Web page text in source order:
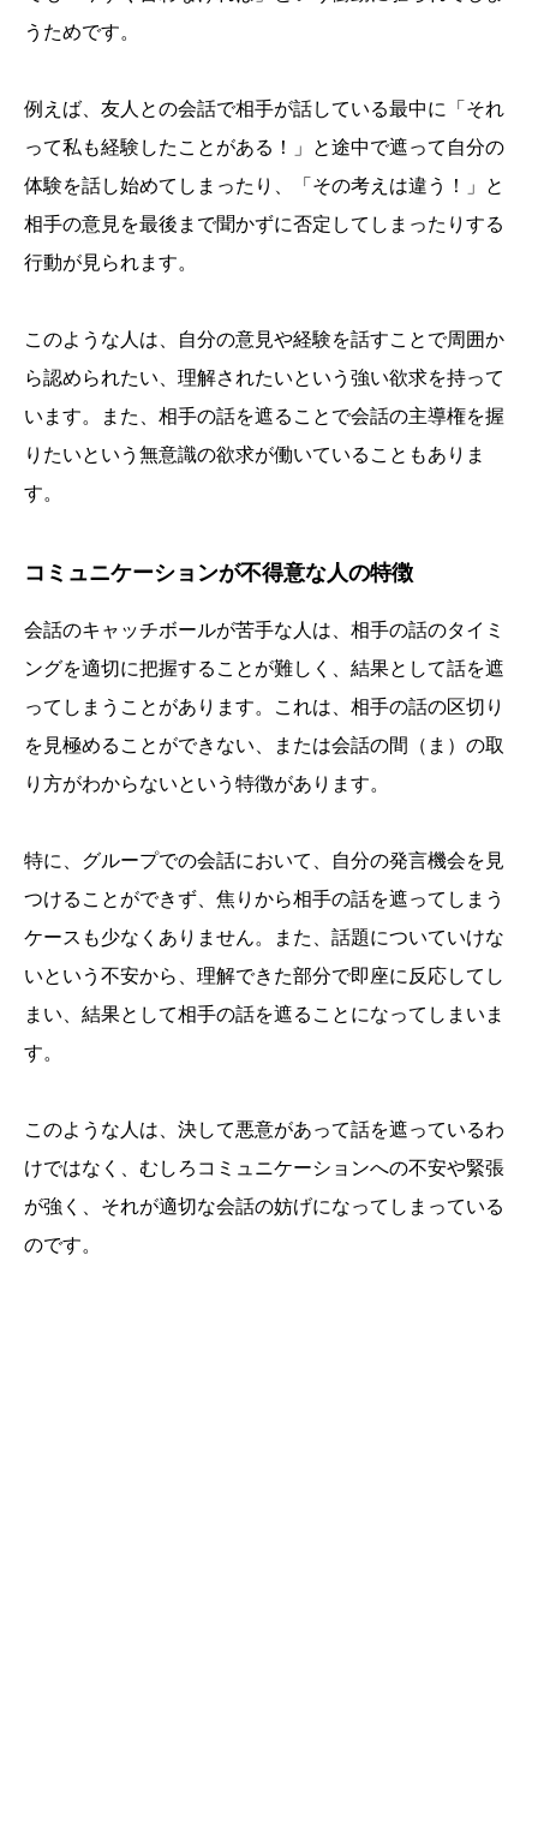
うためです。
例えば、友人との会話で相手が話している最中に「それ
って私も経験したことがある！」と途中で遮って自分の
体験を話し始めてしまったり、「その考えは違う！」と
相手の意見を最後まで聞かずに否定してしまったりする
行動が見られます。
このような人は、自分の意見や経験を話すことで周囲か
ら認められたい、理解されたいという強い欲求を持って
います。また、相手の話を遮ることで会話の主導権を握
りたいという無意識の欲求が働いていることもありま
す。
コミュニケーションが不得意な人の特徴
会話のキャッチボールが苦手な人は、相手の話のタイミ
ングを適切に把握することが難しく、結果として話を遮
ってしまうことがあります。これは、相手の話の区切り
を見極めることができない、または会話の間（ま）の取
り方がわからないという特徴があります。
特に、グループでの会話において、自分の発言機会を見
つけることができず、焦りから相手の話を遮ってしまう
ケースも少なくありません。また、話題についていけな
いという不安から、理解できた部分で即座に反応してし
まい、結果として相手の話を遮ることになってしまいま
す。
このような人は、決して悪意があって話を遮っているわ
けではなく、むしろコミュニケーションへの不安や緊張
が強く、それが適切な会話の妨げになってしまっている
のです。